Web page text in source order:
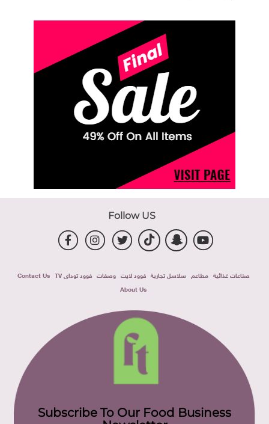
Follow US
صناعات غذائية مطاعم سلاسل تجارية فوود لايت وصفات فوود توداى TV
Contact Us
About Us
Subscribe To Our Food Business